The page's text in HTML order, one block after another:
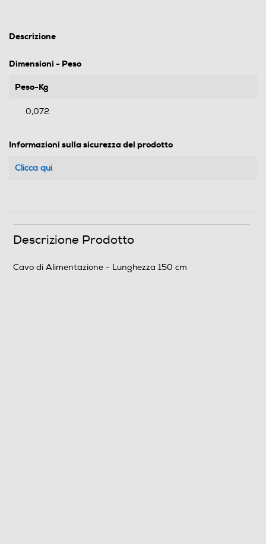
Descrizione
Dimensioni - Peso
Peso-Kg
0,072
Informazioni sulla sicurezza del prodotto
Clicca qui
Descrizione Prodotto
Cavo di Alimentazione - Lunghezza 150 cm